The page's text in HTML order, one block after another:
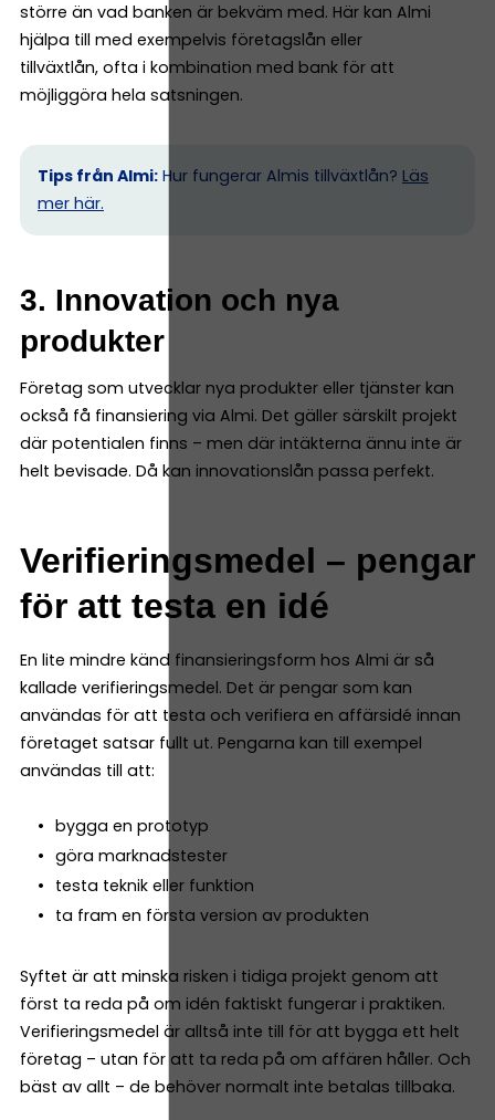
större än vad banken är bekväm med. Här kan Almi
hjälpa till med exempelvis företagslån eller
tillväxtlån, ofta i kombination med bank för att
möjliggöra hela satsningen.
Tips från Almi: Hur fungerar Almis tillväxtlån? Läs
mer här.
3. Innovation och nya
produkter
Företag som utvecklar nya produkter eller tjänster kan
också få finansiering via Almi. Det gäller särskilt projekt
där potentialen finns – men där intäkterna ännu inte är
helt bevisade. Då kan innovationslån passa perfekt.
Verifieringsmedel – pengar
för att testa en idé
En lite mindre känd finansieringsform hos Almi är så
kallade verifieringsmedel. Det är pengar som kan
användas för att testa och verifiera en affärsidé innan
företaget satsar fullt ut. Pengarna kan till exempel
användas till att:
bygga en prototyp
göra marknadstester
testa teknik eller funktion
ta fram en första version av produkten
Syftet är att minska risken i tidiga projekt genom att
först ta reda på om idén faktiskt fungerar i praktiken.
Verifieringsmedel är alltså inte till för att bygga ett helt
företag – utan för att ta reda på om affären håller. Och
bäst av allt – de behöver normalt inte betalas tillbaka.